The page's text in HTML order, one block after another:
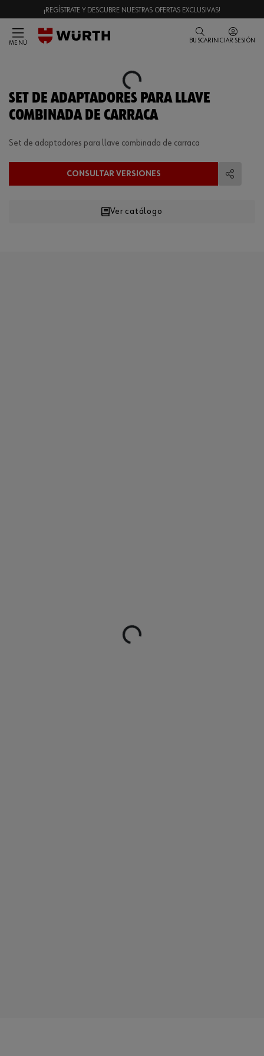
¡REGÍSTRATE Y DESCUBRE NUESTRAS OFERTAS EXCLUSIVAS!
MENÚ BUSCAR INICIAR SESIÓN
Loading...
SET DE ADAPTADORES PARA LLAVE
COMBINADA DE CARRACA
Set de adaptadores para llave combinada de carraca
CONSULTAR VERSIONES
Ver catálogo